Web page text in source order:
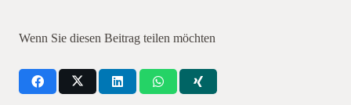
Wenn Sie diesen Beitrag teilen möchten